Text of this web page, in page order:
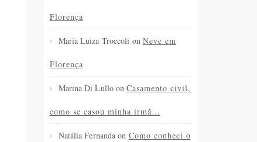
Florença
Maria Luiza Troccoli on Neve em
Florença
Marina Di Lullo onCasamento civil,
como se casou minha irmã…
Natália Fernanda on Como conheci o